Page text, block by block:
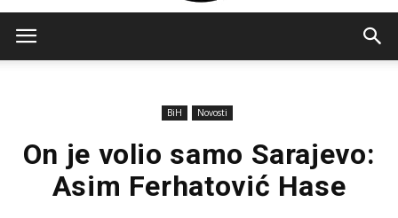
BiH Novosti
On je volio samo Sarajevo:
Asim Ferhatović Hase